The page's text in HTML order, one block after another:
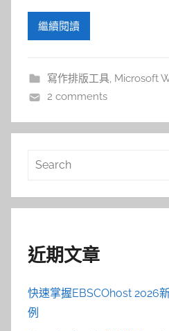
格繼續閱讀
寫作排版工具, Microsoft
2 comments
搜
近期文章
快速掌握EBSCOhost 2026
例